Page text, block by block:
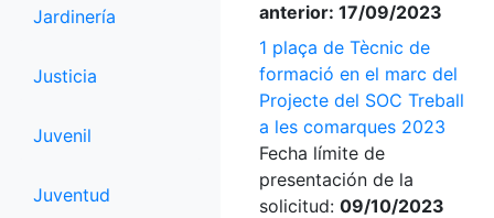
Jardinería
Justicia
Juvenil
Juventud
anterior: 17/09/2023
1 plaça de Tècnic de
formació en el marc del
Projecte del SOC Treball
a les comarques 2023
Fecha límite de
presentación de la
solicitud: 09/10/2023